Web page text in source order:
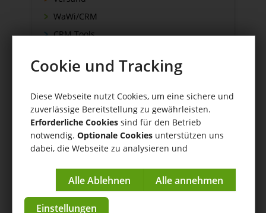
WaWi/CRM
CRM Tools
tricoma.AI Connector
Hilfe/tricoma.AI Connector/ Prompting Guide
Lieferantenbestellungen
Anleitungen & Tutorials
zur App im Store
Cookie und Tracking
Diese Webseite nutzt Cookies, um eine sichere und
zuverlässige Bereitstellung zu gewährleisten.
Erforderliche Cookies sind für den Betrieb
notwendig. Optionale Cookies unterstützen uns
dabei, die Webseite zu analysieren und
Impressum| Datenschutzerklärung
Einstellungen